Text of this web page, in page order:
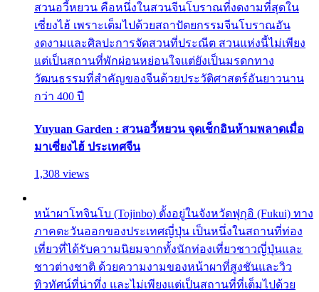
สวนอวี้หยวน คือหนึ่งในสวนจีนโบราณที่งดงามที่สุดใน
เซี่ยงไฮ้ เพราะเต็มไปด้วยสถาปัตยกรรมจีนโบราณอัน
งดงามและศิลปะการจัดสวนที่ประณีต สวนแห่งนี้ไม่เพียง
แต่เป็นสถานที่พักผ่อนหย่อนใจแต่ยังเป็นมรดกทาง
วัฒนธรรมที่สำคัญของจีนด้วยประวัติศาสตร์อันยาวนาน
กว่า 400 ปี
Yuyuan Garden : สวนอวี้หยวน จุดเช็กอินห้ามพลาดเมื่อ
มาเซี่ยงไฮ้ ประเทศจีน
1,308 views
หน้าผาโทจินโบ (Tojinbo) ตั้งอยู่ในจังหวัดฟุกุอิ (Fukui) ทาง
ภาคตะวันออกของประเทศญี่ปุ่น เป็นหนึ่งในสถานที่ท่อง
เที่ยวที่ได้รับความนิยมจากทั้งนักท่องเที่ยวชาวญี่ปุ่นและ
ชาวต่างชาติ ด้วยความงามของหน้าผาที่สูงชันและวิว
ทิวทัศน์ที่น่าทึ่ง และไม่เพียงแต่เป็นสถานที่ที่เต็มไปด้วย